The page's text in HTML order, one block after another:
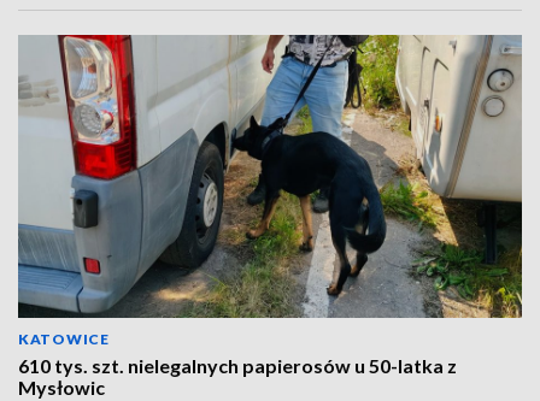
KATOWICE
610 tys. szt. nielegalnych papierosów u 50-latka z
Mysłowic